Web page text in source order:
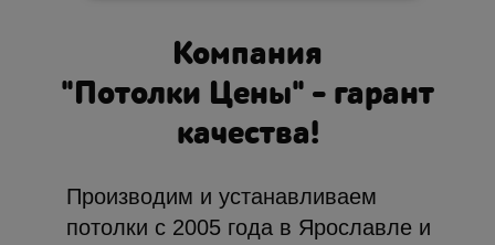
Компания
"Потолки Цены" – гарант
качества!
Производим и устанавливаем
потолки с 2005 года в Ярославле и